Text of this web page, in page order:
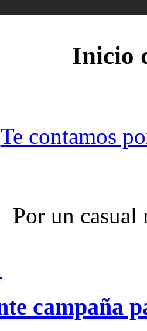
Inicio
Te contamos
Por un casual
campaña